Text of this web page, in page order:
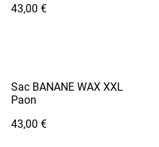
43,00 €
Sac BANANE WAX XXL
Paon
43,00 €